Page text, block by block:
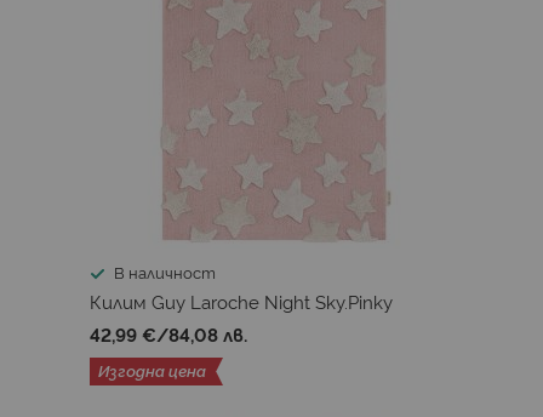
В наличност
Килим Guy Laroche Night Sky.Pinky
42,99 €/84,08 лв.
Изгодна цена